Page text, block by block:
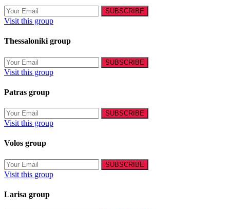
Visit this group
Thessaloniki group
Visit this group
Patras group
Visit this group
Volos group
Visit this group
Larisa group